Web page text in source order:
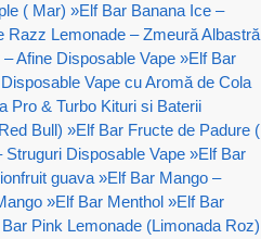
( Mar) »Elf Bar Banana Ice –
Razz Lemonade – Zmeură Albastră
Afine Disposable Vape »Elf Bar
Vape cu Aromă de Cola
Pro & Turbo Kituri si Baterii
Bull) »Elf Bar Fructe de Padure (
Struguri Disposable Vape »Elf Bar
guava »Elf Bar Mango –
»Elf Bar Menthol »Elf Bar
Bar Pink Lemonade (Limonada Roz)